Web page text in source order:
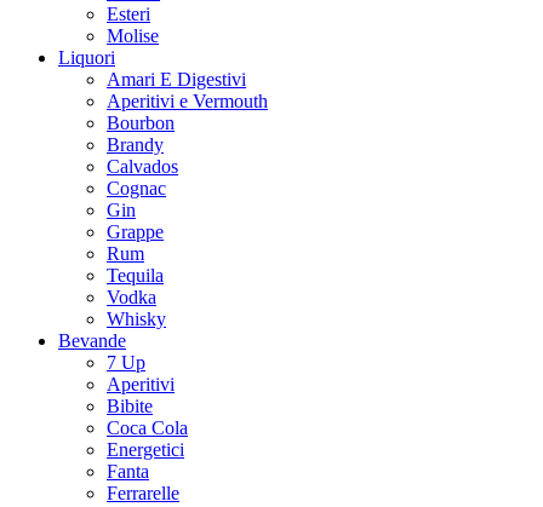
Esteri
Molise
Liquori
Amari E Digestivi
Aperitivi e Vermouth
Bourbon
Brandy
Calvados
Cognac
Gin
Grappe
Rum
Tequila
Vodka
Whisky
Bevande
7 Up
Aperitivi
Bibite
Coca Cola
Energetici
Fanta
Ferrarelle